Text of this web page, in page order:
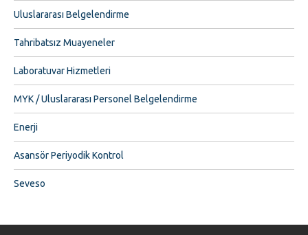
Uluslararası Belgelendirme
Tahribatsız Muayeneler
Laboratuvar Hizmetleri
MYK / Uluslararası Personel Belgelendirme
Enerji
Asansör Periyodik Kontrol
Seveso